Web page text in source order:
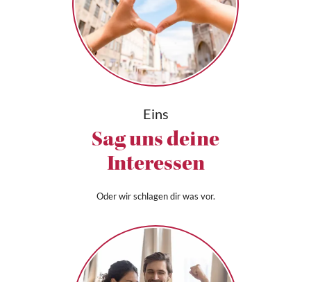
Eins
Sag uns deine
Interessen
Oder wir schlagen dir was vor.